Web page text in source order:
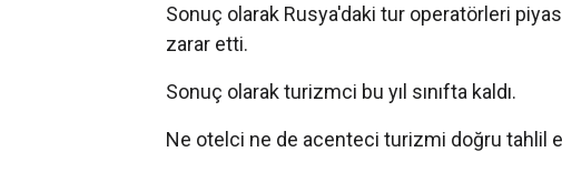
Sonuç olarak Rusya'daki tur operatörleri
zarar etti.
Sonuç olarak turizmci bu yıl sınıfta kaldı.
Ne otelci ne de acenteci turizmi doğru tahlil